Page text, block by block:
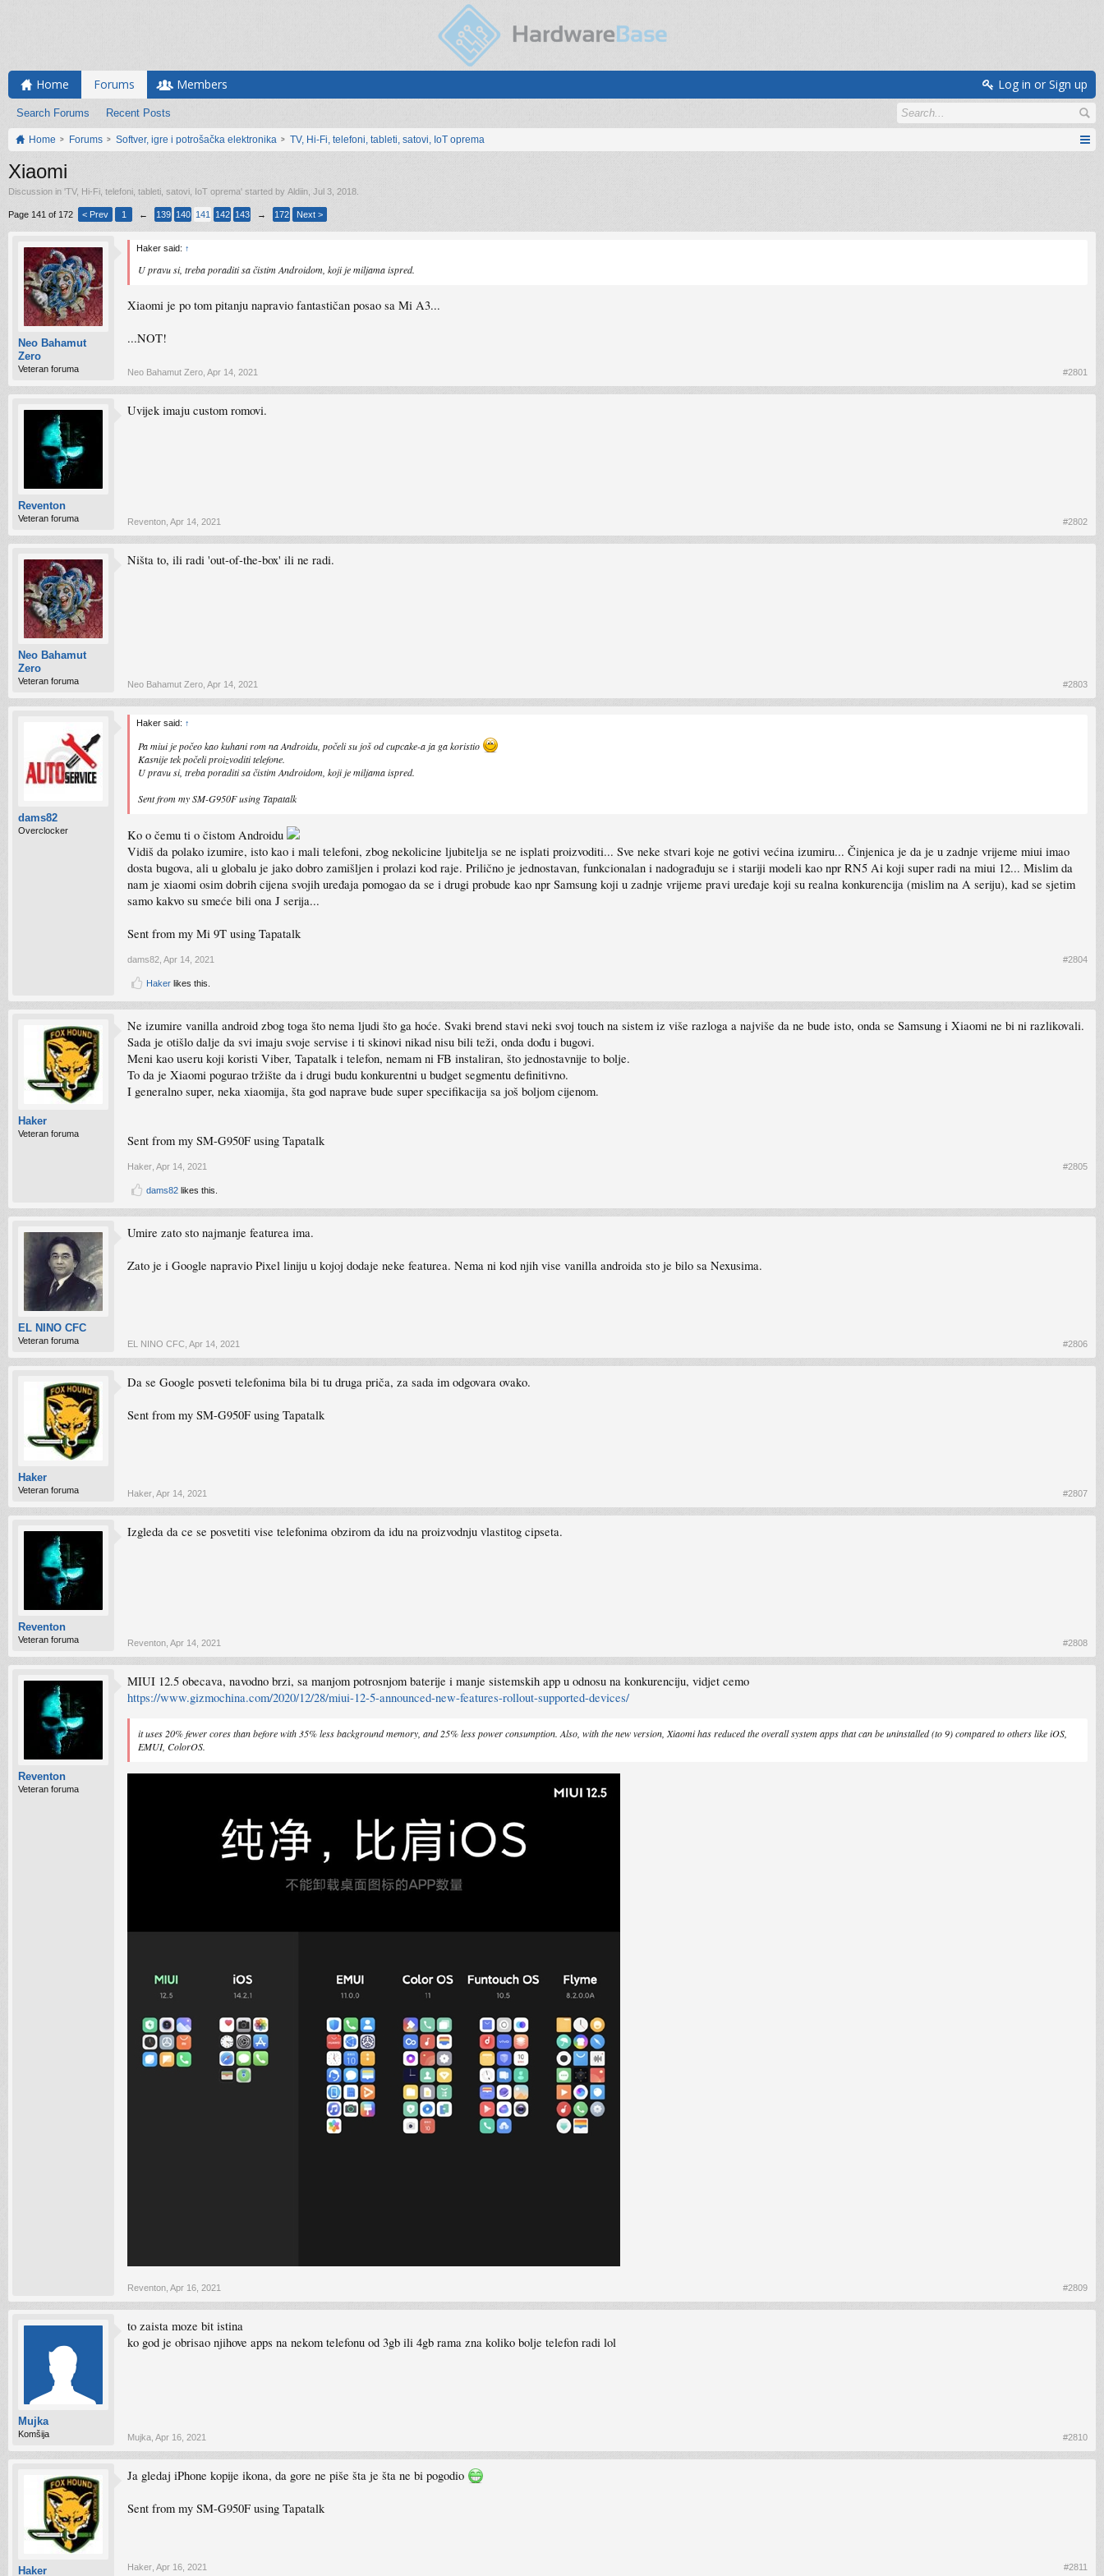
Home Forums
Search Forums Recent Posts
Members Log in or Sign up
Home Forums Softver, igre i potrošačka elektronika TV, Hi-Fi, telefoni, tableti, satovi, IoT oprema
Xiaomi
Discussion in 'TV, Hi-Fi, telefoni, tableti, satovi, IoT oprema' started by Aldiin Jul 3, 2018
Page 141 of 172 < Prev 1 ← 139 140 141 142 143 → 172 Next >
Neo Bahamut
Zero
Veteran foruma
Haker said: ↑
U pravu si, treba poraditi sa čistim Androidom, koji je miljama ispred.
Xiaomi je po tom pitanju napravio fantastičan posao sa Mi A3...
...NOT!
Neo Bahamut Zero Apr 14, 2021 #2801
Reventon
Veteran foruma
Uvijek imaju custom romovi.
Reventon Apr 14, 2021 #2802
Neo Bahamut
Zero
Veteran foruma
Ništa to, ili radi 'out-of-the-box' ili ne radi.
Neo Bahamut Zero Apr 14, 2021 #2803
dams82
Overclocker
Haker said: ↑
Pa miui je počeo kao kuhani rom na Androidu, počeli su još od cupcake-a ja ga koristio
Kasnije tek počeli proizvoditi telefone.
U pravu si, treba poraditi sa čistim Androidom, koji je miljama ispred.
Sent from my SM-G950F using Tapatalk
Ko o čemu ti o čistom Androidu
Vidiš da polako izumire, isto kao i mali telefoni, zbog nekolicine ljubitelja se ne isplati proizvoditi... Sve neke stvari koje ne gotivi većina izumiru... Činjenica je da je u zadnje vrijeme miui imao
dosta bugova, ali u globalu je jako dobro zamišljen i prolazi kod raje. Prilično je jednostavan, funkcionalan i nadograđuju se i stariji modeli kao npr RN5 Ai koji super radi na miui 12... Mislim da
nam je xiaomi osim dobrih cijena svojih uređaja pomogao da se i drugi probude kao npr Samsung koji u zadnje vrijeme pravi uređaje koji su realna konkurencija (mislim na A seriju), kad se sjetim
samo kakvo su smeće bili ona J serija...
Sent from my Mi 9T using Tapatalk
dams82 Apr 14, 2021 #2804
Haker likes this.
Haker
Veteran foruma
Ne izumire vanilla android zbog toga što nema ljudi što ga hoće. Svaki brend stavi neki svoj touch na sistem iz više razloga a najviše da ne bude isto, onda se Samsung i Xiaomi ne bi ni razlikovali.
Sada je otišlo dalje da svi imaju svoje servise i ti skinovi nikad nisu bili teži, onda dođu i bugovi.
Meni kao useru koji koristi Viber, Tapatalk i telefon, nemam ni FB instaliran, što jednostavnije to bolje.
To da je Xiaomi pogurao tržište da i drugi budu konkurentni u budget segmentu definitivno.
I generalno super, neka xiaomija, šta god naprave bude super specifikacija sa još boljom cijenom.
Sent from my SM-G950F using Tapatalk
Haker Apr 14, 2021 #2805
dams82 likes this.
EL NINO CFC
Veteran foruma
Umire zato sto najmanje featurea ima.
Zato je i Google napravio Pixel liniju u kojoj dodaje neke featurea. Nema ni kod njih vise vanilla androida sto je bilo sa Nexusima.
EL NINO CFC Apr 14, 2021 #2806
Haker
Veteran foruma
Da se Google posveti telefonima bila bi tu druga priča, za sada im odgovara ovako.
Sent from my SM-G950F using Tapatalk
Haker Apr 14, 2021 #2807
Reventon
Veteran foruma
Izgleda da ce se posvetiti vise telefonima obzirom da idu na proizvodnju vlastitog cipseta.
Reventon Apr 14, 2021 #2808
Reventon
Veteran foruma
MIUI 12.5 obecava, navodno brzi, sa manjom potrosnjom baterije i manje sistemskih app u odnosu na konkurenciju, vidjet cemo
https://www.gizmochina.com/2020/12/28/miui-12-5-announced-new-features-rollout-supported-devices/
it uses 20% fewer cores than before with 35% less background memory, and 25% less power consumption. Also, with the new version, Xiaomi has reduced the overall system apps that can be uninstalled (to 9) compared to others like iOS,
EMUI, ColorOS.
Reventon Apr 16, 2021 #2809
Mujka
Komšija
to zaista moze bit istina
ko god je obrisao njihove apps na nekom telefonu od 3gb ili 4gb rama zna koliko bolje telefon radi lol
Mujka Apr 16, 2021 #2810
Haker
Ja gledaj iPhone kopije ikona, da gore ne piše šta je šta ne bi pogodio
Sent from my SM-G950F using Tapatalk
Haker Apr 16, 2021 #2811